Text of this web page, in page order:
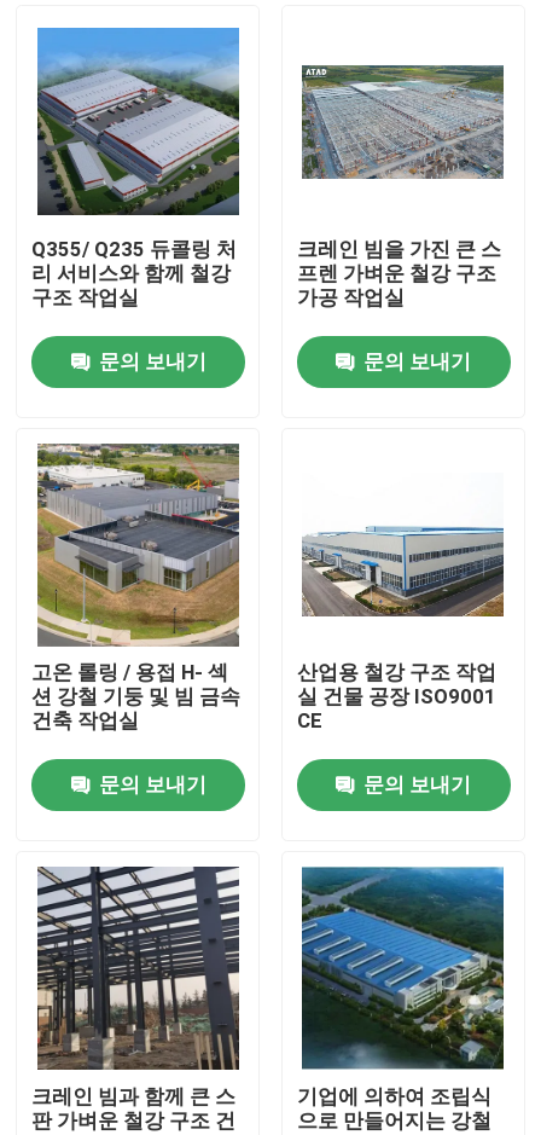
제품
동영상
우리에 대하여
공장 여행
품질 관리
인용문을 요구하세요
철골 구조물 저장소
철골 구조물 워크샵
가벼운 철골 구조물
Q355/ Q235 듀콜링 처
리 서비스와 함께 철강
구조 작업실
문의 보내기
크레인 빔을 가진 큰 스
프렌 가벼운 철강 구조
가공 작업실
문의 보내기
고온 롤링 / 용접 H- 섹
션 강철 기둥 및 빔 금속
건축 작업실
문의 보내기
산업용 철강 구조 작업
실 건물 공장 ISO9001
CE
문의 보내기
크레인 빔과 함께 큰 스
판 가벼운 철강 구조 건
기업에 의하여 조립식
으로 만들어지는 강철